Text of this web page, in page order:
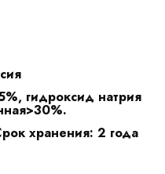
гидроксид натрия
хранения: 2 года